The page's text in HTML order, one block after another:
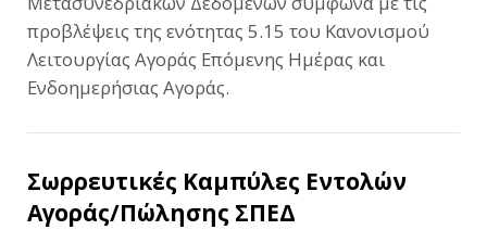
προβλέψεις της ενότητας 5.15 του Κανονισμού
Λειτουργίας Αγοράς Επόμενης Ημέρας και
Ενδοημερήσιας Αγοράς.
Σωρρευτικές Καμπύλες Εντολών
Αγοράς/Πώλησης ΣΠΕΔ